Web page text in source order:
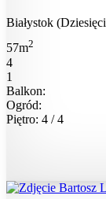
Białystok
57m2
4
1
Balkon:
Ogród:
Piętro: 4 / 4